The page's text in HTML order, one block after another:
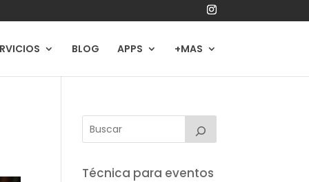
BLOG APPS +MAS
Técnica para eventos